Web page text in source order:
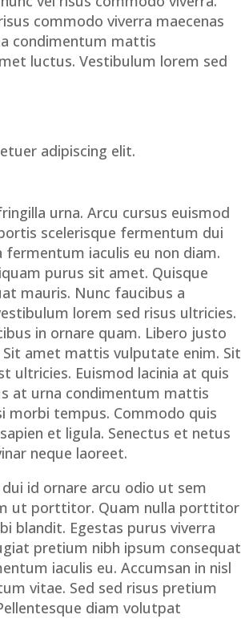
commodo viverra maecenas
condimentum mattis
luctus. Vestibulum lorem sed
adipiscing elit.
urna. Arcu cursus euismod
scelerisque fermentum dui
iaculis eu non diam.
purus sit amet. Quisque
mauris. Nunc faucibus a
lorem sed risus ultricies.
in ornare quam. Libero justo
amet mattis vulputate enim. Sit
ultricies. Euismod lacinia at quis
at urna condimentum mattis
morbi tempus. Commodo quis
et ligula. Senectus et netus
neque laoreet.
id ornare arcu odio ut sem
ut porttitor. Quam nulla porttitor
blandit. Egestas purus viverra
pretium nibh ipsum consequat
iaculis eu. Accumsan in nisl
vitae. Sed sed risus pretium
diam volutpat